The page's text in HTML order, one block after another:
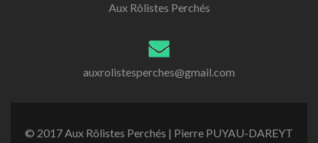
Aux Rôlistes Perchés
auxrolistesperches@gmail.com
© 2017 Aux Rôlistes Perchés | Pierre PUYAU-DAREYT